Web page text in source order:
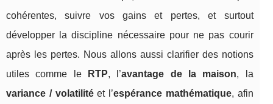
cohérentes, suivre vos gains et pertes, et surtout
développer la discipline nécessaire pour ne pas courir
après les pertes. Nous allons aussi clarifier des notions
utiles comme le
RTP, l’avantage de la maison, la
variance / volatilitéet l’espérance mathématique, afin